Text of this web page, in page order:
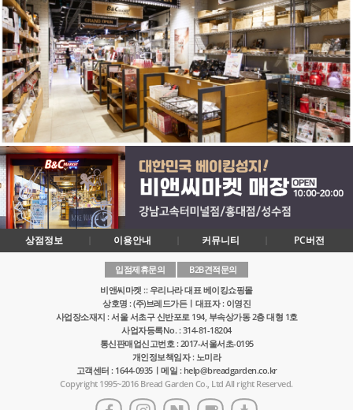
상점정보 이용안내 커뮤니티 PC버전
입점제휴문의
B2B견적문의
비앤씨마켓 :: 우리나라 대표 베이킹쇼핑몰
상호명 : (주)브레드가든ㅣ대표자 : 이영진
사업장소재지 : 서울 서초구 신반포로 194, 부속상가동 2층 대형 1호
사업자등록No. : 314-81-18204
통신판매업신고번호 : 2017-서울서초-0195
개인정보책임자 : 노미라
고객센터 : 1644-0935ㅣ메일 : help@breadgarden.co.kr
Copyright 1995~2016 Bread Garden Co., Ltd All right Reserved.